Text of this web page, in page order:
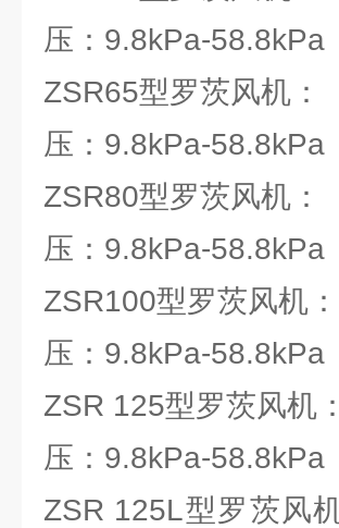
压：9.8kPa-58.8kPa
ZSR65型罗茨风机
压：9.8kPa-58.8kPa
ZSR80型罗茨风机
压：9.8kPa-58.8kPa
ZSR100型罗茨风
压：9.8kPa-58.8kPa
ZSR 125型罗茨风
压：9.8kPa-58.8kPa
ZSR 125L型罗茨